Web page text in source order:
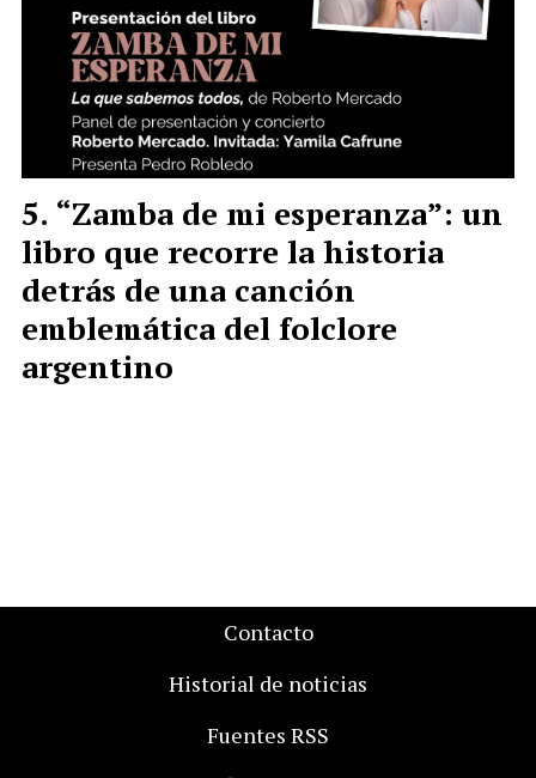
“Zamba de mi esperanza”: un
libro que recorre la historia
detrás de una canción
emblemática del folclore
argentino
Contacto
Historial de noticias
Fuentes RSS